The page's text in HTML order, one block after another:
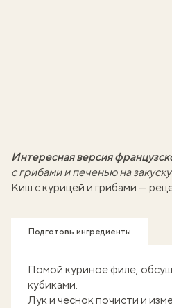
Интересная версия
с грибами и печенью на закуску
Киш с курицей и грибами —
Подготовь ингредиенты
Помой куриное филе,
кубиками.
Лук и чеснок почисти и